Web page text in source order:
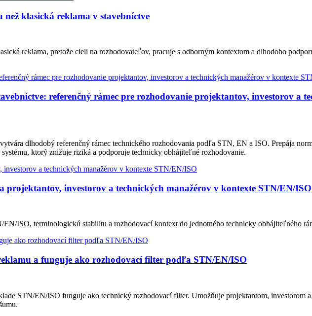
klasická reklama v stavebníctve
reklama, pretože cieli na rozhodovateľov, pracuje s odborným kontextom a dlhodobo
referenčný rámec pre rozhodovanie projektantov, investorov a
dlhodobý referenčný rámec technického rozhodovania podľa STN, EN a ISO. Prepája
ktorý znižuje riziká a podporuje technicky obhájiteľné rozhodovanie.
investorov a technických manažérov v kontexte STN/EN/ISO
ISO, terminologickú stabilitu a rozhodovací kontext do jednotného technicky obhájiteľného
a funguje ako rozhodovací filter podľa STN/EN/ISO
STN/EN/ISO funguje ako technický rozhodovací filter. Umožňuje projektantom, investorom